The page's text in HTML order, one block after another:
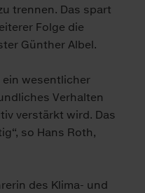
trennen. Das spart
Folge die
Günther Albel.
ein wesentlicher
Verhalten
verstärkt wird. Das
so Hans Roth,
des Klima- und